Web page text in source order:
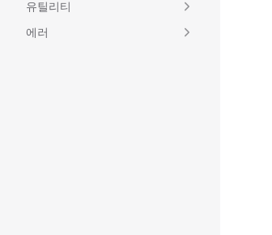
유틸리티
에러